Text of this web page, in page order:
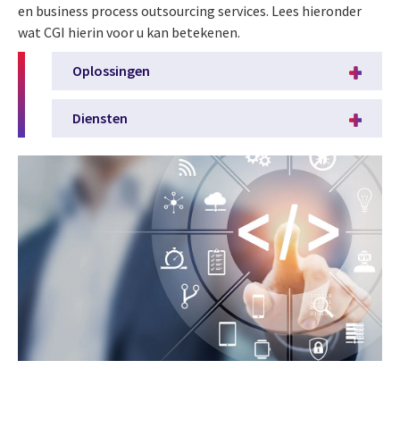
en business process outsourcing services. Lees hieronder
wat CGI hierin voor u kan betekenen.
Oplossingen
Diensten